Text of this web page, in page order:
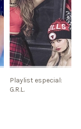
Playlist especial:
G.R.L.